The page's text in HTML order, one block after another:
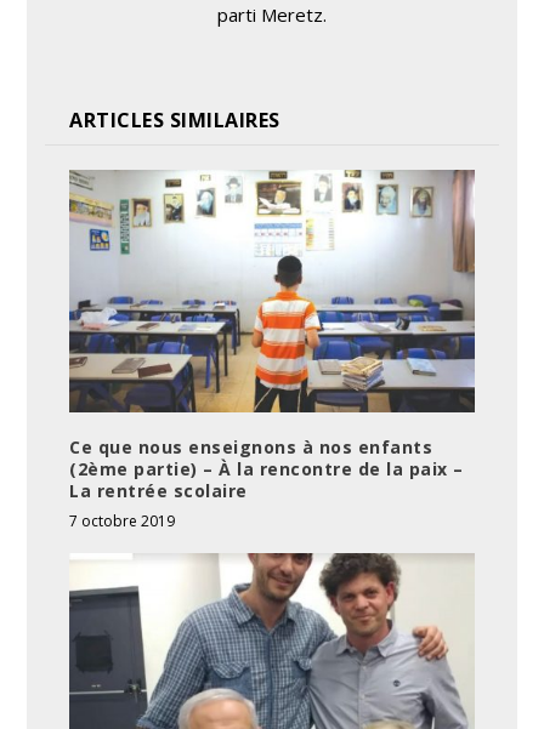
parti Meretz.
ARTICLES SIMILAIRES
Ce que nous enseignons à nos enfants
(2ème partie) – À la rencontre de la paix –
La rentrée scolaire
7 octobre 2019